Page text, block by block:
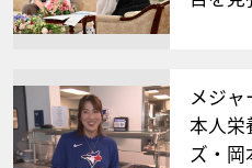
メジャ
本人
ズ・